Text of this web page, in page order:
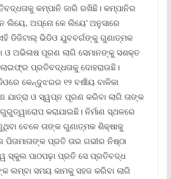
କମ୍ପାନି ଜାରି ରଖିଛି। କମ୍ପାନିର
ଲିୟେ, ଅପ୍‌ନୋ କେ ଲିୟେ’ ଅନୁସାରେ
ଡିଜିଟାଲ୍ ଭିଡିଓ ଯୁବବର୍ଗଙ୍କୁ ଗୁଣାତ୍ମକ
ଓ ଅଭିଳାଷ ପୂରଣ ଲାଗି ସେମାନଙ୍କୁ ସଶକ୍ତ
ପ୍ରତିବଦ୍ଧତାକୁ ଦୋହରାଉଛି।
କେନ୍ଦୁଝରର ୧୨ ବର୍ଷୀୟ ବାଳିକା
ଯାତ୍ରା ଓ ସ୍ୱପ୍ନ ପୂରଣ କରିବା ଲାଗି ତାଙ୍କ
କରାଯାଇଛି। ନିର୍ମାଣ ସ୍ଥଳରେ
ବେଳେ ତାଙ୍କ ଗୁଣାତ୍ମକ ଶିକ୍ଷାକୁ
ପ୍ରତି ତାର ଗଭୀର ନିଷ୍ଠା
ସ୍କୁଲ ପାଠପଢ଼ା ପ୍ରତି ସେ ପ୍ରତିବଦ୍ଧ
ଲମ୍ବା ସମୟ କାମକୁ ସହଜ କରିବା ଲାଗି